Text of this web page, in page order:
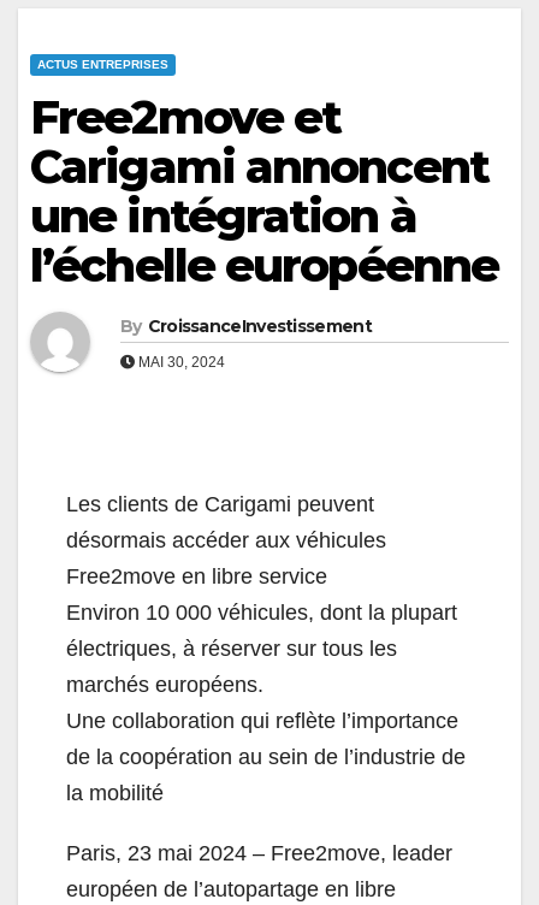
ACTUS ENTREPRISES
Free2move et
Carigami annoncent
une intégration à
l’échelle européenne
By CroissanceInvestissement
MAI 30, 2024
Les clients de Carigami peuvent
désormais accéder aux véhicules
Free2move en libre service
Environ 10 000 véhicules, dont la plupart
électriques, à réserver sur tous les
marchés européens.
Une collaboration qui reflète l’importance
de la coopération au sein de l’industrie de
la mobilité
Paris, 23 mai 2024 – Free2move, leader
européen de l’autopartage en libre